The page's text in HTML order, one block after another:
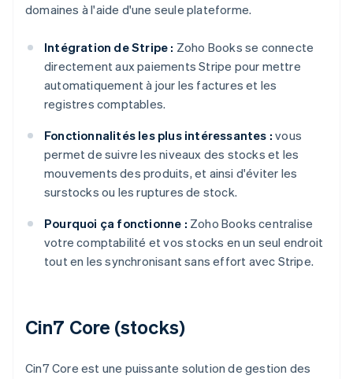
domaines à l'aide d'une seule plateforme.
Intégration de Stripe : Zoho Books se connecte
directement aux paiements Stripe pour mettre
automatiquement à jour les factures et les
registres comptables.
Fonctionnalités les plus intéressantes : vous
permet de suivre les niveaux des stocks et les
mouvements des produits, et ainsi d'éviter les
surstocks ou les ruptures de stock.
Pourquoi ça fonctionne : Zoho Books centralise
votre comptabilité et vos stocks en un seul endroit
tout en les synchronisant sans effort avec Stripe.
Cin7 Core (stocks)
Cin7 Core est une puissante solution de gestion des